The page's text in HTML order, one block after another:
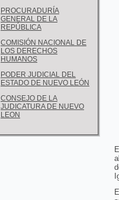
PROCURADURÍA
GENERAL DE LA
REPÚBLICA
COMISIÓN NACIONAL DE
LOS DERECHOS
HUMANOS
PODER JUDICIAL DEL
ESTADO DE NUEVO LEÓN
CONSEJO DE LA
JUDICATURA DE NUEVO
LEON